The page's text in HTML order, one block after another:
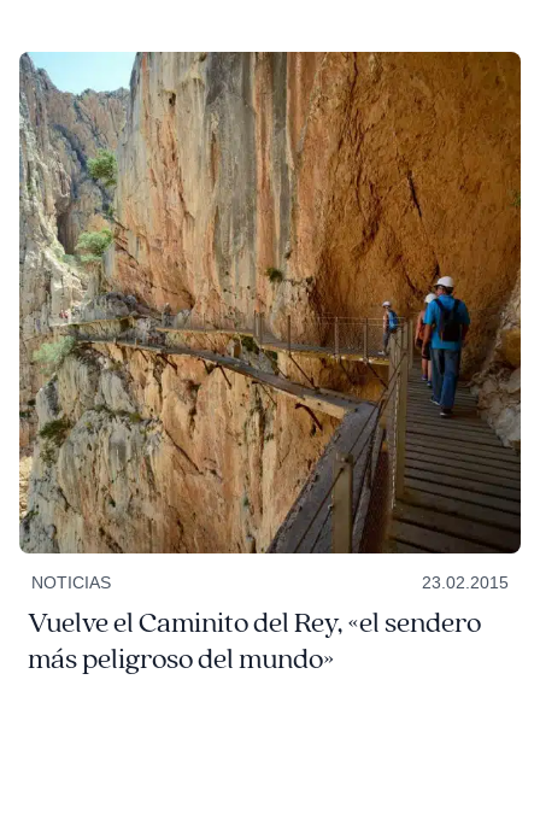
NOTICIAS 23.02.2015
Vuelve el Caminito del Rey, «el sendero
más peligroso del mundo»